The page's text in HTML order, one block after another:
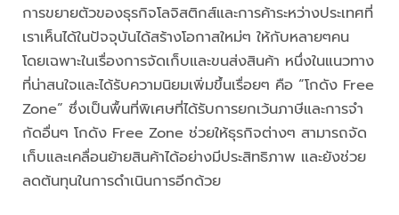
การขยายตัวของธุรกิจโลจิสติกส์และการค้าระหว่างประเทศที่
เราเห็นได้ในปัจจุบันได้สร้างโอกาสใหม่ๆ ให้กับหลายๆคน
โดยเฉพาะในเรื่องการจัดเก็บและขนส่งสินค้า หนึ่งในแนวทาง
ที่น่าสนใจและได้รับความนิยมเพิ่มขึ้นเรื่อยๆ คือ “โกดัง Free
Zone” ซึ่งเป็นพื้นที่พิเศษที่ได้รับการยกเว้นภาษีและการจำ
กัดอื่นๆ โกดัง Free Zone ช่วยให้ธุรกิจต่างๆ สามารถจัด
เก็บและเคลื่อนย้ายสินค้าได้อย่างมีประสิทธิภาพ และยังช่วย
ลดต้นทุนในการดำเนินการอีกด้วย